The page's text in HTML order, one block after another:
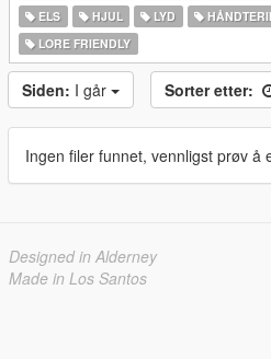
ELS
HJUL LYD
LORE FRIENDLY
Siden: I går Sorter etter:
Ingen filer funnet, vennligst prøv å
Designed in Alderney
Made in Los Santos